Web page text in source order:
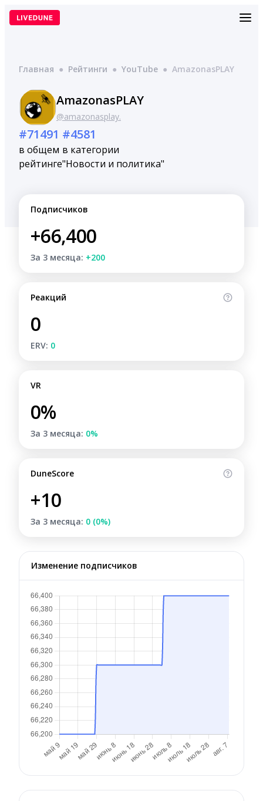
Перейти
Главная ● Рейтинги ● YouTube ● AmazonasPLAY
AmazonasPLAY
@amazonasplay.
#71491
в общем
рейтинге
#4581
в категории
"Новости и политика"
Подписчиков
+66,400
За 3 месяца: +200
Реакций
0
ERV: 0
VR
0%
За 3 месяца: 0%
DuneScore
+10
За 3 месяца: 0 (0%)
Изменение подписчиков